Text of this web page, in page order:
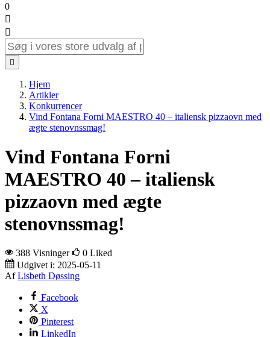
0



Hjem
Artikler
Konkurrencer
Vind Fontana Forni MAESTRO 40 – italiensk pizzaovn med
ægte stenovnssmag!
Vind Fontana Forni
MAESTRO 40 – italiensk
pizzaovn med ægte
stenovnssmag!
388 Visninger 0 Liked
Udgivet i: 2025-05-11
Af Lisbeth Døssing
Facebook
X
Pinterest
LinkedIn